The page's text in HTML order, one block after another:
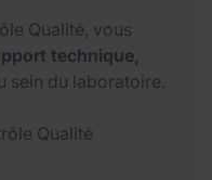
Qualité, vous
technique,
sein du laboratoire.
Qualité